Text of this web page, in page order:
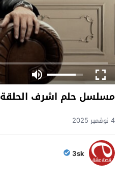
مسلسل حلم اشرف الحلقة 21
4 نوفمبر 2025
3sk